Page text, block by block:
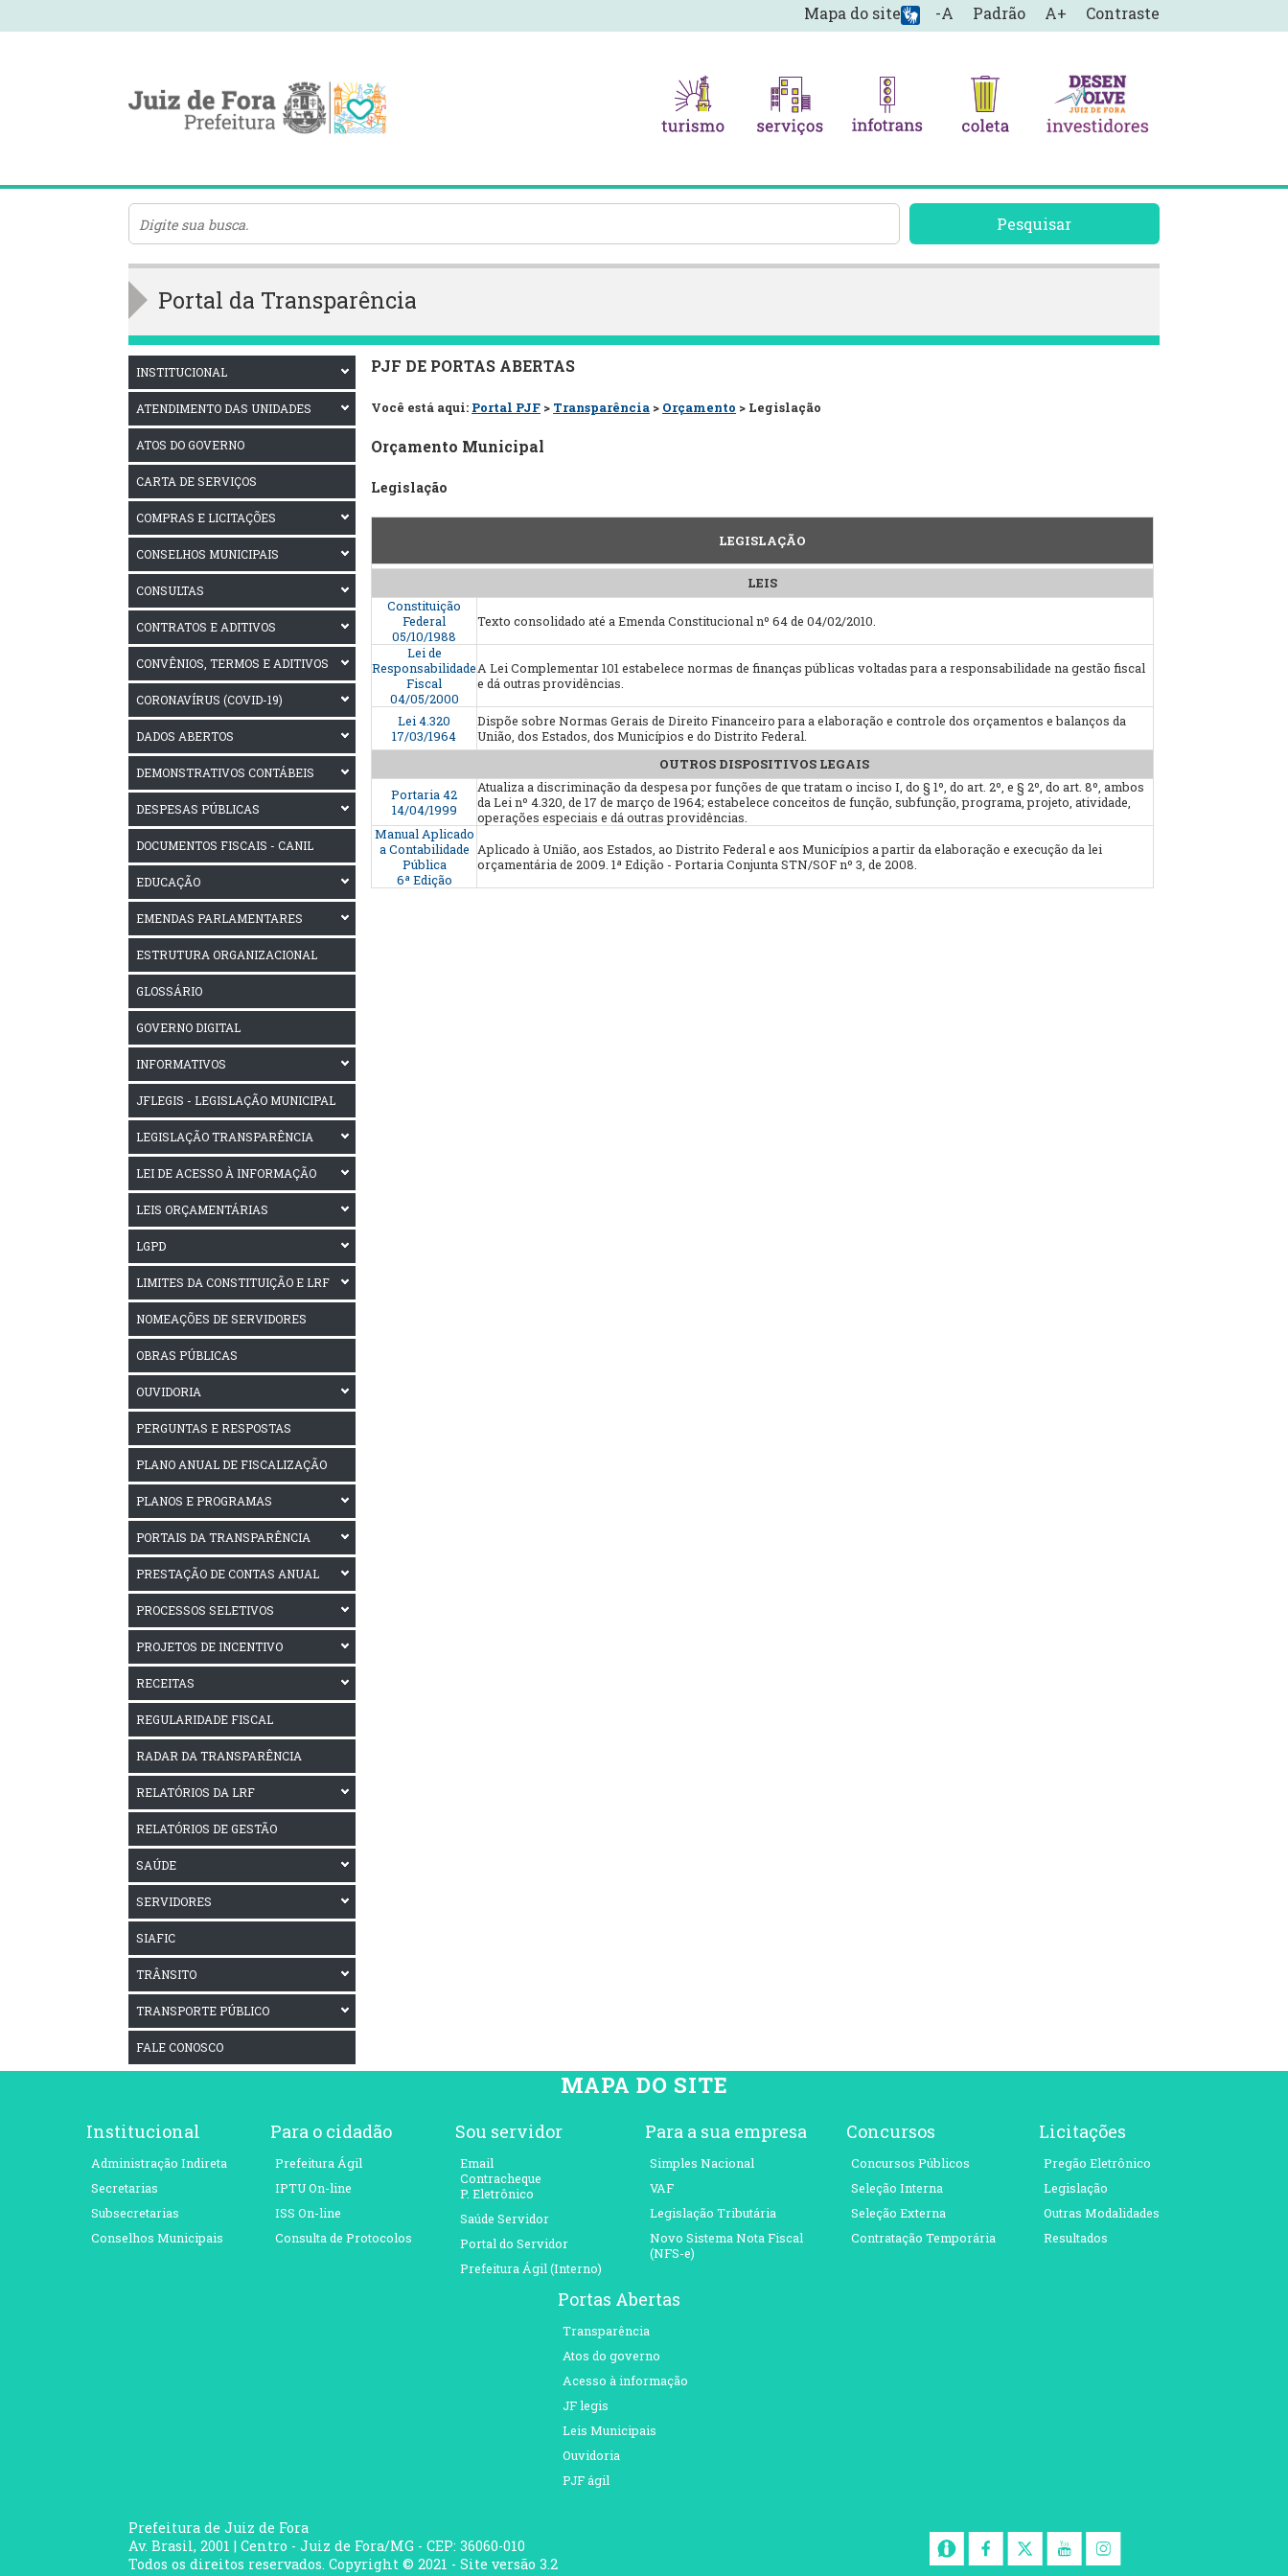
-A Padrão A+ Contraste
Mapa do site
Pesquisar
Portal da Transparência
INSTITUCIONAL
ATENDIMENTO DAS UNIDADES
ATOS DO GOVERNO
CARTA DE SERVIÇOS
COMPRAS E LICITAÇÕES
CONSELHOS MUNICIPAIS
CONSULTAS
CONTRATOS E ADITIVOS
CONVÊNIOS, TERMOS E ADITIVOS
CORONAVÍRUS (COVID-19)
DADOS ABERTOS
DEMONSTRATIVOS CONTÁBEIS
DESPESAS PÚBLICAS
DOCUMENTOS FISCAIS - CANIL
EDUCAÇÃO
EMENDAS PARLAMENTARES
ESTRUTURA ORGANIZACIONAL
GLOSSÁRIO
GOVERNO DIGITAL
INFORMATIVOS
JFLEGIS - LEGISLAÇÃO MUNICIPAL
LEGISLAÇÃO TRANSPARÊNCIA
LEI DE ACESSO À INFORMAÇÃO
LEIS ORÇAMENTÁRIAS
LGPD
LIMITES DA CONSTITUIÇÃO E LRF
NOMEAÇÕES DE SERVIDORES
OBRAS PÚBLICAS
OUVIDORIA
PERGUNTAS E RESPOSTAS
PLANO ANUAL DE FISCALIZAÇÃO
PLANOS E PROGRAMAS
PORTAIS DA TRANSPARÊNCIA
PRESTAÇÃO DE CONTAS ANUAL
PROCESSOS SELETIVOS
PROJETOS DE INCENTIVO
RECEITAS
REGULARIDADE FISCAL
RADAR DA TRANSPARÊNCIA
RELATÓRIOS DA LRF
RELATÓRIOS DE GESTÃO
SAÚDE
SERVIDORES
SIAFIC
TRÂNSITO
TRANSPORTE PÚBLICO
FALE CONOSCO
PJF DE PORTAS ABERTAS
Você está aqui: Portal PJF > Transparência > Orçamento > Legislação
Orçamento Municipal
Legislação
LEGISLAÇÃO
LEIS
Constituição
Federal
05/10/1988
Texto consolidado até a Emenda Constitucional nº 64 de 04/02/2010.
Lei de
Responsabilidade
Fiscal
04/05/2000
A Lei Complementar 101 estabelece normas de finanças públicas voltadas para a responsabilidade na gestão fiscal
e dá outras providências.
Lei 4.320
17/03/1964
Dispõe sobre Normas Gerais de Direito Financeiro para a elaboração e controle dos orçamentos e balanços da
União, dos Estados, dos Municípios e do Distrito Federal.
OUTROS DISPOSITIVOS LEGAIS
Portaria 42
14/04/1999
Atualiza a discriminação da despesa por funções de que tratam o inciso I, do § 1º, do art. 2º, e § 2º, do art. 8º, ambos
da Lei nº 4.320, de 17 de março de 1964; estabelece conceitos de função, subfunção, programa, projeto, atividade,
operações especiais e dá outras providências.
Manual Aplicado
a Contabilidade
Pública
6ª Edição
Aplicado à União, aos Estados, ao Distrito Federal e aos Municípios a partir da elaboração e execução da lei
orçamentária de 2009. 1ª Edição - Portaria Conjunta STN/SOF nº 3, de 2008.
MAPA DO SITE
Institucional
Administração Indireta
Secretarias
Subsecretarias
Conselhos Municipais
Para o cidadão
Prefeitura Ágil
IPTU On-line
ISS On-line
Consulta de Protocolos
Sou servidor
Email
Contracheque
P. Eletrônico
Saúde Servidor
Portal do Servidor
Prefeitura Ágil (Interno)
Para a sua empresa
Simples Nacional
VAF
Legislação Tributária
Novo Sistema Nota Fiscal
(NFS-e)
Concursos
Concursos Públicos
Seleção Interna
Seleção Externa
Contratação Temporária
Licitações
Pregão Eletrônico
Legislação
Outras Modalidades
Resultados
Portas Abertas
Transparência
Atos do governo
Acesso à informação
JF legis
Leis Municipais
Ouvidoria
PJF ágil
Prefeitura de Juiz de Fora
Av. Brasil, 2001 | Centro - Juiz de Fora/MG - CEP: 36060-010
Todos os direitos reservados. Copyright © 2021 - Site versão 3.2